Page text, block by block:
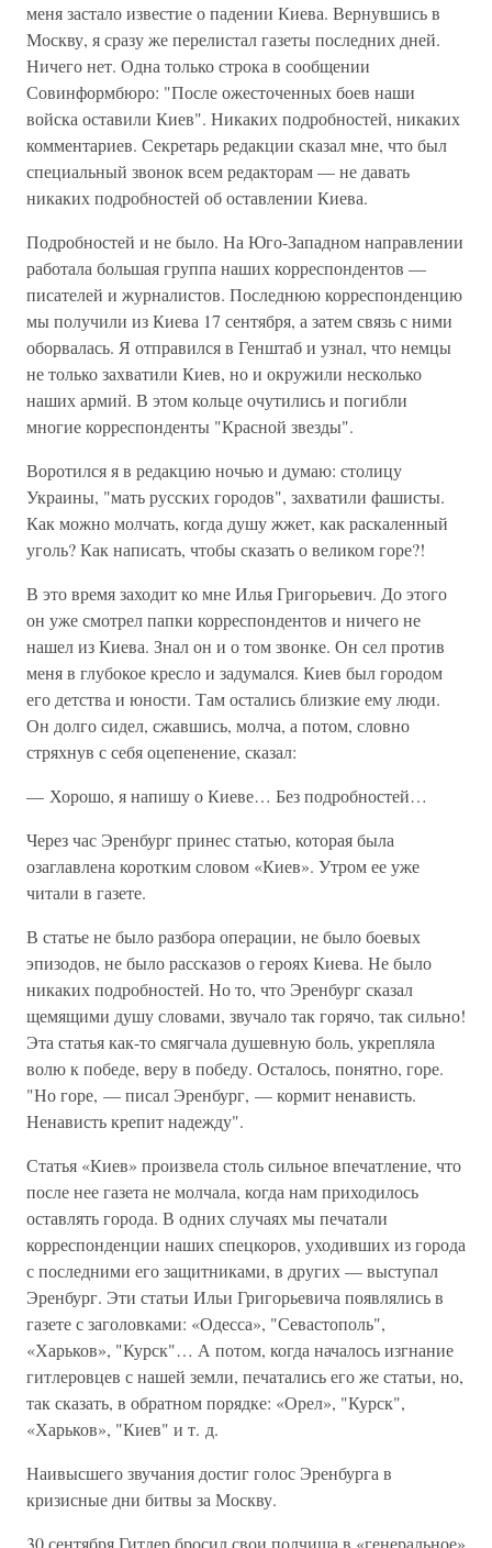
меня застало известие о падении Киева. Вернувшись в
Москву, я сразу же перелистал газеты последних дней.
Ничего нет. Одна только строка в сообщении
Совинформбюро: "После ожесточенных боев наши
войска оставили Киев". Никаких подробностей, никаких
комментариев. Секретарь редакции сказал мне, что был
специальный звонок всем редакторам — не давать
никаких подробностей об оставлении Киева.
Подробностей и не было. На Юго-Западном направлении
работала большая группа наших корреспондентов —
писателей и журналистов. Последнюю корреспонденцию
мы получили из Киева 17 сентября, а затем связь с ними
оборвалась. Я отправился в Генштаб и узнал, что немцы
не только захватили Киев, но и окружили несколько
наших армий. В этом кольце очутились и погибли
многие корреспонденты "Красной звезды".
Воротился я в редакцию ночью и думаю: столицу
Украины, "мать русских городов", захватили фашисты.
Как можно молчать, когда душу жжет, как раскаленный
уголь? Как написать, чтобы сказать о великом горе?!
В это время заходит ко мне Илья Григорьевич. До этого
он уже смотрел папки корреспондентов и ничего не
нашел из Киева. Знал он и о том звонке. Он сел против
меня в глубокое кресло и задумался. Киев был городом
его детства и юности. Там остались близкие ему люди.
Он долго сидел, сжавшись, молча, а потом, словно
стряхнув с себя оцепенение, сказал:
— Хорошо, я напишу о Киеве… Без подробностей…
Через час Эренбург принес статью, которая была
озаглавлена коротким словом «Киев». Утром ее уже
читали в газете.
В статье не было разбора операции, не было боевых
эпизодов, не было рассказов о героях Киева. Не было
никаких подробностей. Но то, что Эренбург сказал
щемящими душу словами, звучало так горячо, так сильно!
Эта статья как-то смягчала душевную боль, укрепляла
волю к победе, веру в победу. Осталось, понятно, горе.
"Но горе, — писал Эренбург, — кормит ненависть.
Ненависть крепит надежду".
Статья «Киев» произвела столь сильное впечатление, что
после нее газета не молчала, когда нам приходилось
оставлять города. В одних случаях мы печатали
корреспонденции наших спецкоров, уходивших из города
с последними его защитниками, в других — выступал
Эренбург. Эти статьи Ильи Григорьевича появлялись в
газете с заголовками: «Одесса», "Севастополь",
«Харьков», "Курск"… А потом, когда началось изгнание
гитлеровцев с нашей земли, печатались его же статьи, но,
так сказать, в обратном порядке: «Орел», "Курск",
«Харьков», "Киев" и т. д.
Наивысшего звучания достиг голос Эренбурга в
кризисные дни битвы за Москву.
30 сентября Гитлер бросил свои полчища в «генеральное»